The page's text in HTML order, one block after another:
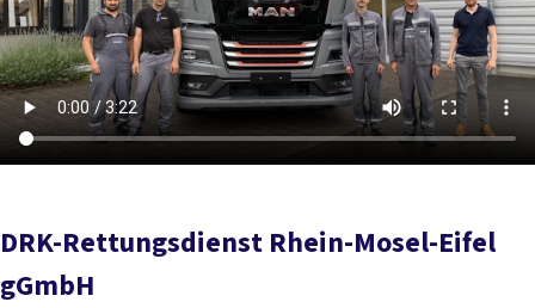
DRK-Rettungsdienst Rhein-Mosel-Eifel
gGmbH